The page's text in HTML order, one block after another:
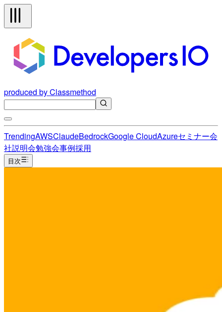
produced by Classmethod
TrendingAWSClaudeBedrockGoogle CloudAzureセミナー会
社説明会勉強会事例採用
目次